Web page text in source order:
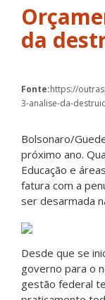
da
Fonte:https://
3-analise-da-
Bolsonaro/
próximo ano.
Educação e
fatura com a
ser desarmada
Desde que se
governo para o
gestão federal